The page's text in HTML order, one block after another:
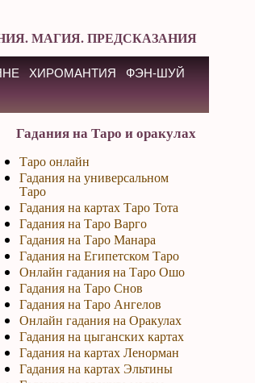
МАГИЯ. ПРЕДСКАЗАНИЯ
ХИРОМАНТИЯ
ФЭН-ШУЙ
Гадания на Таро и оракулах
Таро онлайн
Гадания на универсальном
Таро
Гадания на картах Таро Тота
Гадания на Таро Варго
Гадания на Таро Манара
Гадания на Египетском Таро
Онлайн гадания на Таро Ошо
Гадания на Таро Снов
Гадания на Таро Ангелов
Онлайн гадания на Оракулах
Гадания на цыганских картах
Гадания на картах Ленорман
Гадания на картах Эльтины